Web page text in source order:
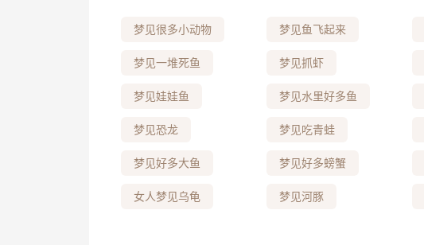
梦见很多小动物 梦见鱼飞起来
梦见一堆死鱼 梦见抓虾
梦见娃娃鱼 梦见水里好多鱼
梦见恐龙 梦见吃青蛙
梦见好多大鱼 梦见好多螃蟹
女人梦见乌龟 梦见河豚